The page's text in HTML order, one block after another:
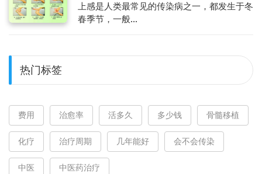
上感是人类最常见的传染病之一，都发生于冬
春季节，一般...
热门标签
费用 治愈率 活多久 多少钱 骨髓移植
化疗 治疗周期 几年能好 会不会传染
中医 中医药治疗